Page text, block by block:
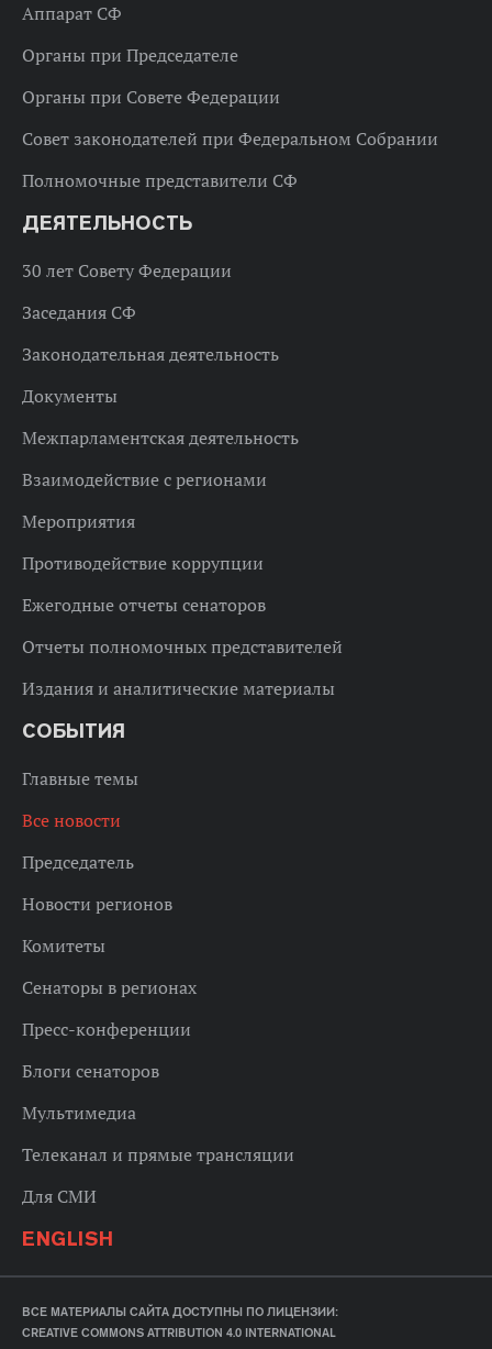
Аппарат СФ
Органы при Председателе
Органы при Совете Федерации
Совет законодателей при Федеральном Собрании
Полномочные представители СФ
ДЕЯТЕЛЬНОСТЬ
30 лет Совету Федерации
Заседания СФ
Законодательная деятельность
Документы
Межпарламентская деятельность
Взаимодействие с регионами
Мероприятия
Противодействие коррупции
Ежегодные отчеты сенаторов
Отчеты полномочных представителей
Издания и аналитические материалы
СОБЫТИЯ
Главные темы
Все новости
Председатель
Новости регионов
Комитеты
Сенаторы в регионах
Пресс-конференции
Блоги сенаторов
Мультимедиа
Телеканал и прямые трансляции
Для СМИ
ENGLISH
ВСЕ МАТЕРИАЛЫ САЙТА ДОСТУПНЫ ПО ЛИЦЕНЗИИ:
CREATIVE COMMONS ATTRIBUTION 4.0 INTERNATIONAL